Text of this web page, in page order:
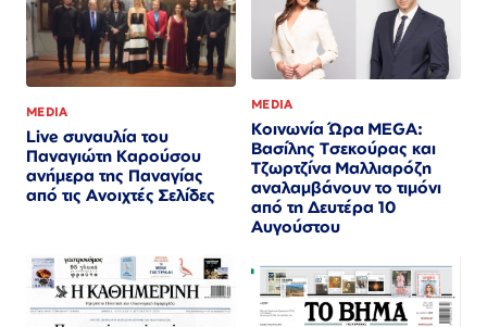
MEDIA
Live συναυλία του
Παναγιώτη Καρούσου
ανήμερα της Παναγίας
από τις Ανοιχτές Σελίδες
MEDIA
Κοινωνία Ώρα MEGA:
Βασίλης Τσεκούρας και
Τζωρτζίνα Μαλλιαρόζη
αναλαμβάνουν το τιμόνι
από τη Δευτέρα 10
Αυγούστου